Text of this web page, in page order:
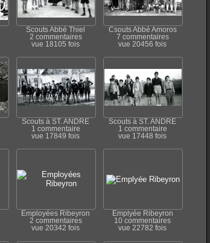
Scouts Abbé Thiel
2 commentaires
vue 18105 fois
Csouts Abbé Amoros
7 commentaires
vue 20456 fois
Scouts à ST. ANDRÉ
1 commentaire
vue 17849 fois
Scouts à ST. ANDRÉ
1 commentaire
vue 17448 fois
Employées Ribeyron
2 commentaires
vue 20342 fois
Emplyée Ribeyron
10 commentaires
vue 22782 fois